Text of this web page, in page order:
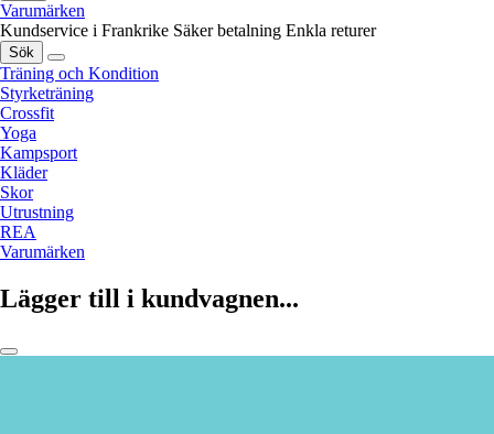
Varumärken
Kundservice i Frankrike Säker betalning Enkla returer
Sök
Träning och Kondition
Styrketräning
Crossfit
Yoga
Kampsport
Kläder
Skor
Utrustning
REA
Varumärken
Lägger till i kundvagnen...